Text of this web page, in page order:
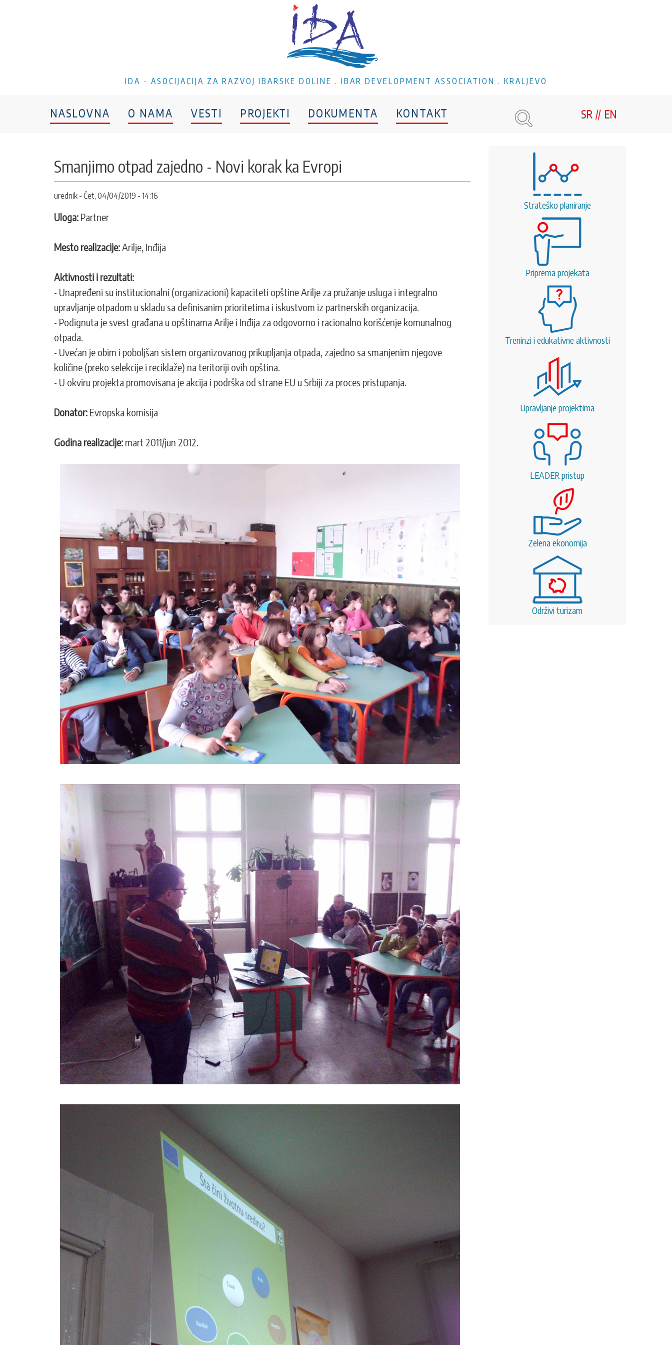
IDA - ASOCIJACIJA ZA RAZVOJ IBARSKE DOLINE . IBAR DEVELOPMENT ASSOCIATION . KRALJEVO
NASLOVNA O NAMA VESTI PROJEKTI DOKUMENTA KONTAKT SR EN
Smanjimo otpad zajedno - Novi korak ka Evropi
urednik Čet, 04/04/2019 - 14:16
Uloga: Partner
Mesto realizacije:Arilje, Inđija
Aktivnosti i rezultati:
- Unapređeni su institucionalni (organizacioni) kapaciteti opštine Arilje za pružanje usluga i integralno
upravljanje otpadom u skladu sa definisanim prioritetima i iskustvom iz partnerskih organizacija.
- Podignuta je svest građana u opštinama Arilje i Inđija za odgovorno i racionalno korišćenje komunalnog
otpada.
- Uvećan je obim i poboljšan sistem organizovanog prikupljanja otpada, zajedno sa smanjenim njegove
količine (preko selekcije i reciklaže) na teritoriji ovih opština.
- U okviru projekta promovisana je akcija i podrška od strane EU u Srbiji za proces pristupanja.
Donator: Evropska komisija
Godina realizacije: mart 2011/jun 2012.
Strateško planiranje
Priprema projekata
Treninzi i edukativne aktivnosti
Upravljanje projektima
LEADER pristup
Zelena ekonomija
Održivi turizam